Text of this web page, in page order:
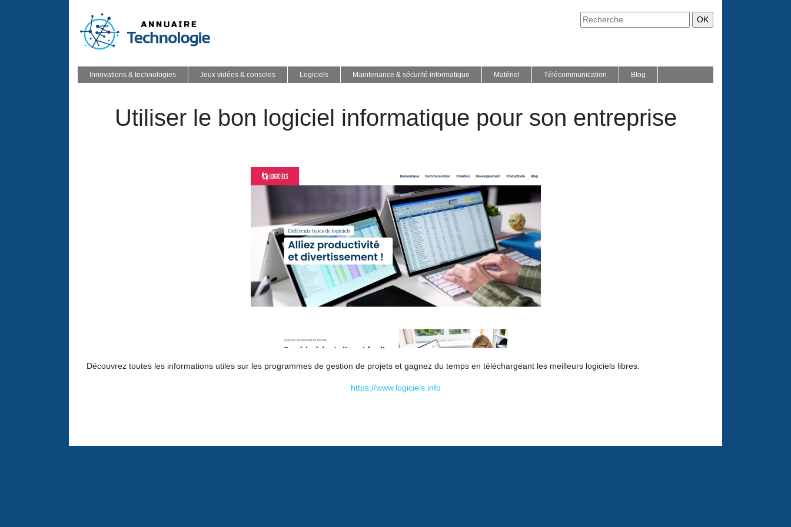
Innovations & technologies Jeux vidéos & consoles Logiciels Maintenance & sécurité informatique Matériel Télécommunication Blog
Utiliser le bon logiciel informatique pour son entreprise
Découvrez toutes les informations utiles sur les programmes de gestion de projets et gagnez du temps en téléchargeant les meilleurs logiciels libres.
https://www.logiciels.info